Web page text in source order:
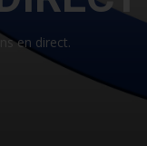
en direct.